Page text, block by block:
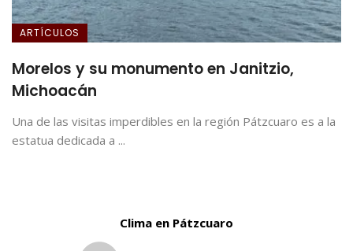
ARTÍCULOS
Morelos y su monumento en Janitzio,
Michoacán
Una de las visitas imperdibles en la región Pátzcuaro es a la
estatua dedicada a ...
Clima en Pátzcuaro